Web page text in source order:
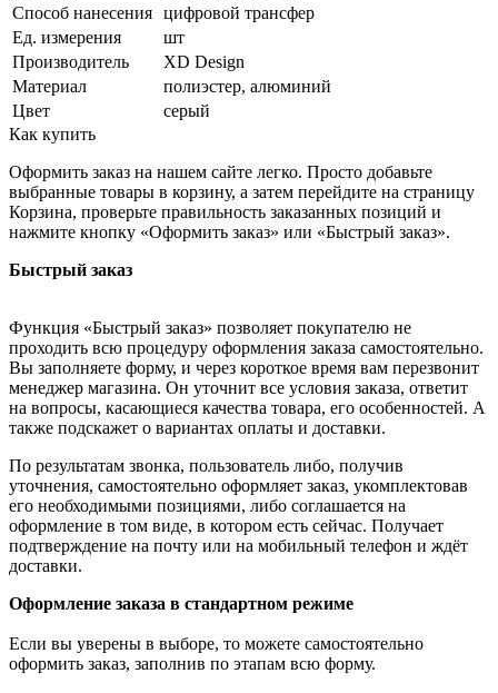
Способ нанесения цифровой трансфер
Ед. измерения
шт
Производитель
XD Design
Материал
полиэстер, алюминий
Цвет
серый
Как купить
Оформить заказ на нашем сайте легко. Просто добавьте
выбранные товары в корзину, а затем перейдите на страницу
Корзина, проверьте правильность заказанных позиций и
нажмите кнопку «Оформить заказ» или «Быстрый заказ».
Быстрый заказ
Функция «Быстрый заказ» позволяет покупателю не
проходить всю процедуру оформления заказа самостоятельно.
Вы заполняете форму, и через короткое время вам перезвонит
менеджер магазина. Он уточнит все условия заказа, ответит
на вопросы, касающиеся качества товара, его особенностей. А
также подскажет о вариантах оплаты и доставки.
По результатам звонка, пользователь либо, получив
уточнения, самостоятельно оформляет заказ, укомплектовав
его необходимыми позициями, либо соглашается на
оформление в том виде, в котором есть сейчас. Получает
подтверждение на почту или на мобильный телефон и ждёт
доставки.
Оформление заказа в стандартном режиме
Если вы уверены в выборе, то можете самостоятельно
оформить заказ, заполнив по этапам всю форму.